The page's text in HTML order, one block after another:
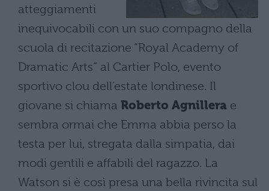
atteggiamenti
inequivocabili con un suo compagno della
scuola di recitazione “Royal Academy of
Dramatic Arts” al Cartier Polo, evento
sportivo clou dell’estate londinese. Il
giovane si chiama Roberto Agnillera e
sembra ormai che Emma abbia perso la
testa per lui, stregata dalla simpatia, dai
modi gentili e affabili del ragazzo. La
Watson si è così presa una bella rivincita sul